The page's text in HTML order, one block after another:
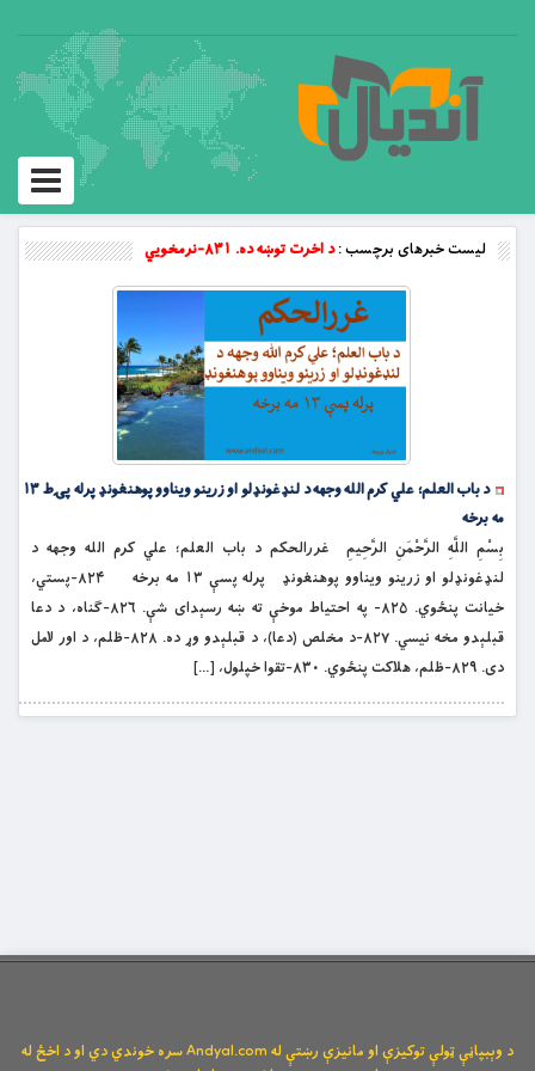
Toggle
لیست خبرهای برچسب :د اخرت توښه ده. ۸۳۱-نرمخويي
د باب العلم؛ علي کرم الله وجهه د لنډغونډلو او زرینو ویناوو پوهنغونډ پرله پۍط ۱۳
مه برخه
بِسْمِ اللَّهِ الرَّحْمَنِ الرَّحِيمِ غررالحکم د باب العلم؛ علي کرم الله وجهه د
لنډغونډلو او زرینو ویناوو پوهنغونډ پرله پسې ۱۳ مه برخه ۸۲۴-پستي،
خیانت پنځوي. ۸۲۵- په احتیاط موخې ته ښه رسېدای شې. ۸۲۶-ګناه، د دعا
قبلېدو مخه نیسي. ۸۲۷-د مخلص (دعا)، د قبلېدو وړ ده. ۸۲۸-ظلم، د اور لامل
دی. ۸۲۹-ظلم، هلاکت پنځوي. ۸۳۰-تقوا خپلول، […]
د وېبپاڼې ټولې توکیزې او مانیزې رښتې له Andyal.com سره خوندي دي او د اخځ له